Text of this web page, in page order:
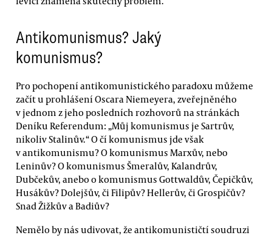
Antikomunismus? Jaký
komunismus?
Pro pochopení antikomunistického paradoxu můžeme
začít u prohlášení Oscara Niemeyera, zveřejněného
v jednom z jeho posledních rozhovorů na stránkách
Deníku Referendum: „Můj komunismus je Sartrův,
nikoliv Stalinův.“ O čí komunismus jde však
v antikomunismu? O komunismus Marxův, nebo
Leninův? O komunismus Šmeralův, Kalandrův,
Dubčekův, anebo o komunismus Gottwaldův, Čepičkův,
Husákův? Dolejšův, či Filipův? Hellerův, či Grospičův?
Snad Žižkův a Badiův?
Nemělo by nás udivovat, že antikomunističtí soudruzi